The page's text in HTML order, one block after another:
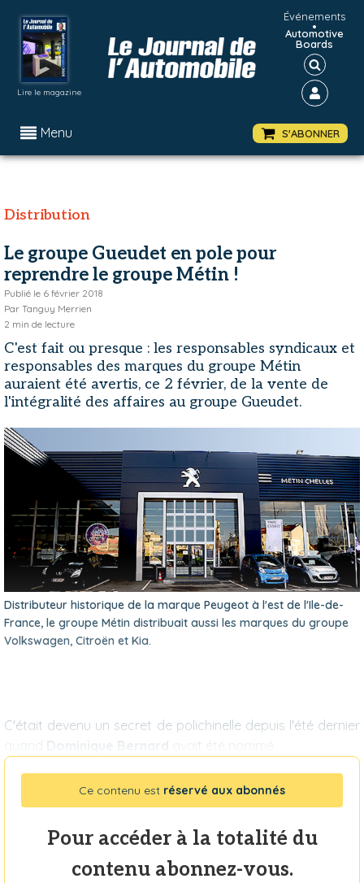
Lire le magazine
Événements
•
Automotive
Boards
Menu S'ABONNER
Distribution
Le groupe Gueudet en pole pour
reprendre le groupe Métin !
Publié le 6 février 2018
Par Tanguy Merrien
2 min de lecture
C'est fait ou presque : les responsables syndicaux et
responsables des marques du groupe Métin
auraient été avertis, ce 2 février, de la vente de
l'intégralité des affaires au groupe Gueudet.
Distributeur historique de la marque Peugeot à l'est de l'Ile-de-
France, le groupe Métin distribuait aussi les marques du groupe
Volkswagen, Citroën et Kia.
C'était devenu un secret de polichinelle depuis l'été dernier
Dominique Bernard
Ce contenu est réservé aux abonnés
Pour accéder à la totalité du
contenu abonnez-vous.